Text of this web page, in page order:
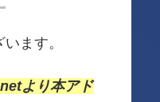
ます。
より本アド